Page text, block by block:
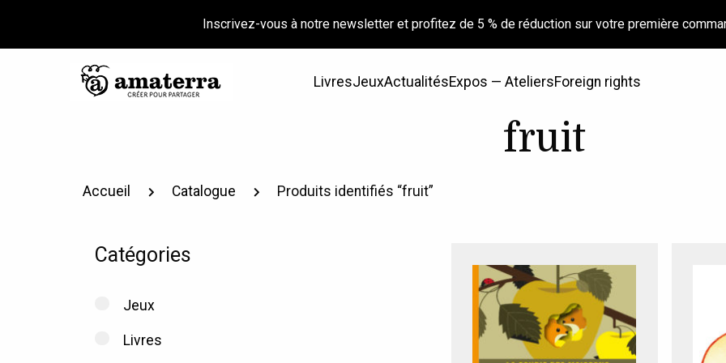
LivresJeuxActualitésExpos — AteliersForeign rights
fruit
Accueil Catalogue Produits identifiés “fruit”
Catégories
Jeux
Livres
Inscrivez-vous à notre newsletter et profitez de 5 % de réduction sur votre première